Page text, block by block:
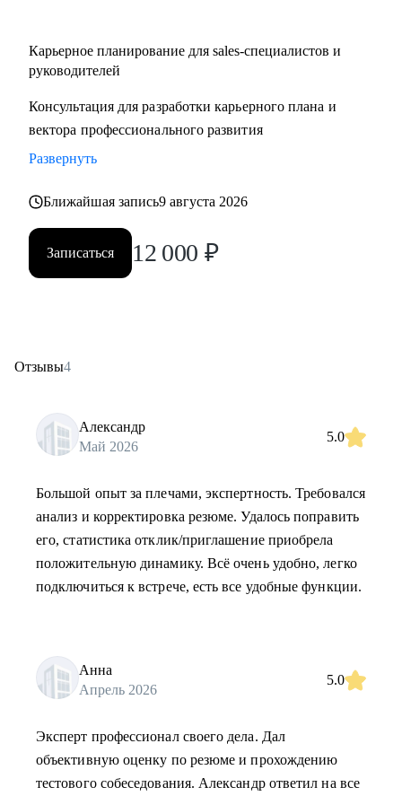
Карьерное планирование для sales-специалистов и
руководителей
Консультация для разработки карьерного плана и
вектора профессионального развития
Развернуть
Ближайшая запись9 августа 2026
Записаться 12 000 ₽
Отзывы4
Александр
Май 2026
5.0
Большой опыт за плечами, экспертность. Требовался
анализ и корректировка резюме. Удалось поправить
его, статистика отклик/приглашение приобрела
положительную динамику. Всё очень удобно, легко
подключиться к встрече, есть все удобные функции.
Анна
Апрель 2026
5.0
Эксперт профессионал своего дела. Дал
объективную оценку по резюме и прохождению
тестового собеседования. Александр ответил на все